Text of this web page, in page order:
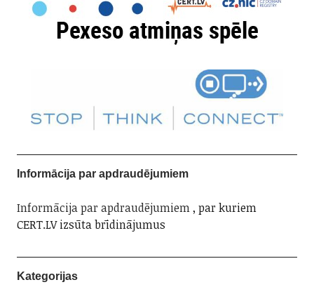
Informācija par apdraudējumiem
Informācija par apdraudējumiem, par kuriem
CERT.LV izsūta brīdinājumus
Kategorijas